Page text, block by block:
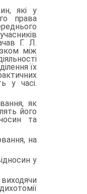
які у
права
Г. Л.
між
їх
у часі.
як
його
та
на
у